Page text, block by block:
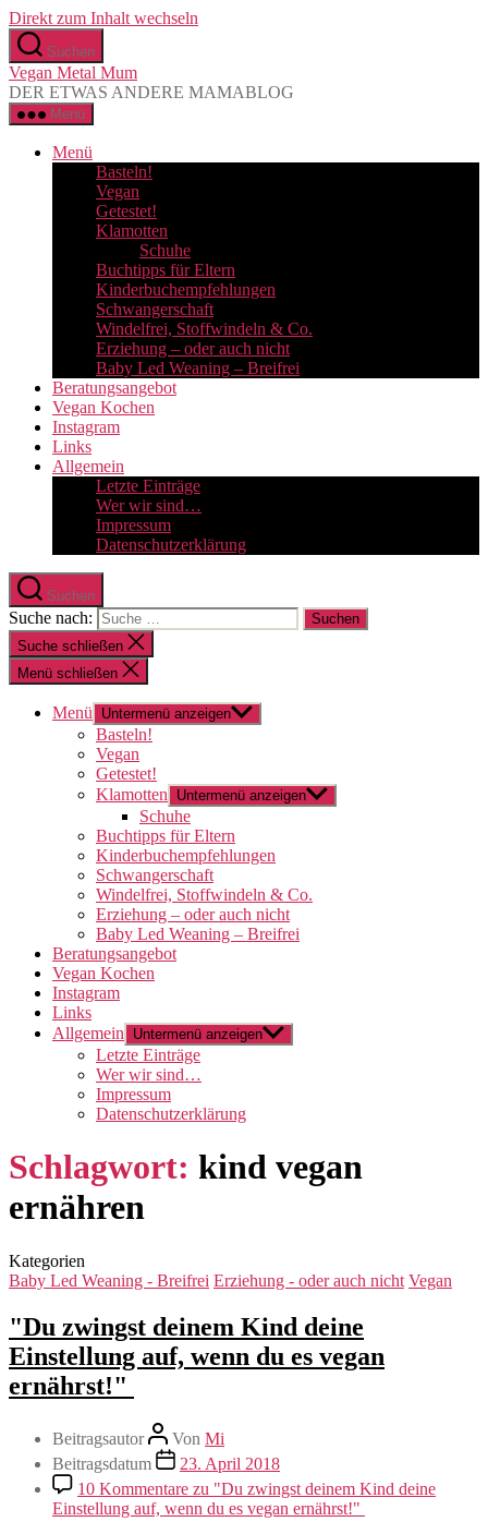
Direkt zum Inhalt wechseln
Suchen
Vegan Metal Mum
DER ETWAS ANDERE MAMABLOG
Menü
Menü
Basteln!
Vegan
Getestet!
Klamotten
Schuhe
Buchtipps für Eltern
Kinderbuchempfehlungen
Schwangerschaft
Windelfrei, Stoffwindeln & Co.
Erziehung – oder auch nicht
Baby Led Weaning – Breifrei
Beratungsangebot
Vegan Kochen
Instagram
Links
Allgemein
Letzte Einträge
Wer wir sind…
Impressum
Datenschutzerklärung
Suchen
Suche nach:
Suche schließen
Menü schließen
Menü Untermenü anzeigen
Basteln!
Vegan
Getestet!
Klamotten
Untermenü anzeigen
Schuhe
Buchtipps für Eltern
Kinderbuchempfehlungen
Schwangerschaft
Windelfrei, Stoffwindeln & Co.
Erziehung – oder auch nicht
Baby Led Weaning – Breifrei
Beratungsangebot
Vegan Kochen
Instagram
Links
Allgemein
Untermenü anzeigen
Letzte Einträge
Wer wir sind…
Impressum
Datenschutzerklärung
Schlagwort: kind vegan
ernähren
Kategorien
Baby Led Weaning - Breifrei Erziehung - oder auch nicht Vegan
"Du zwingst deinem Kind deine
Einstellung auf, wenn du es vegan
ernährst!"
Beitragsautor Von Mi
Beitragsdatum
23. April 2018
10 Kommentare zu "Du zwingst deinem Kind deine
Einstellung auf, wenn du es vegan ernährst!"